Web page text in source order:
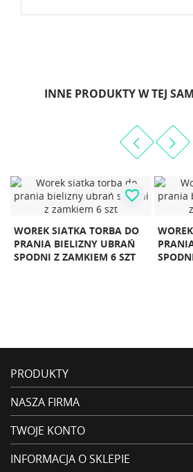
INNE PRODUKTY W TEJ
WOREK SIATKA TORBA DO
PRANIA BIELIZNY UBRAŃ
SPODNI Z ZAMKIEM 9 SZT
favorite_border
PRODUKTY
NASZA FIRMA
TWOJE KONTO
INFORMACJA O SKLEPIE